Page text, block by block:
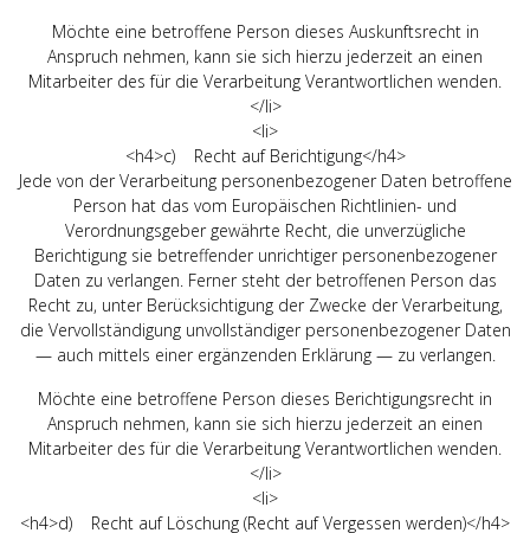
Möchte eine betroffene Person dieses Auskunftsrecht in
Anspruch nehmen, kann sie sich hierzu jederzeit an einen
Mitarbeiter des für die Verarbeitung Verantwortlichen wenden.
</li>
<li>
<h4>c) Recht auf Berichtigung</h4>
Jede von der Verarbeitung personenbezogener Daten betroffene
Person hat das vom Europäischen Richtlinien- und
Verordnungsgeber gewährte Recht, die unverzügliche
Berichtigung sie betreffender unrichtiger personenbezogener
Daten zu verlangen. Ferner steht der betroffenen Person das
Recht zu, unter Berücksichtigung der Zwecke der Verarbeitung,
die Vervollständigung unvollständiger personenbezogener Daten
— auch mittels einer ergänzenden Erklärung — zu verlangen.
Möchte eine betroffene Person dieses Berichtigungsrecht in
Anspruch nehmen, kann sie sich hierzu jederzeit an einen
Mitarbeiter des für die Verarbeitung Verantwortlichen wenden.
</li>
<li>
<h4>d) Recht auf Löschung (Recht auf Vergessen werden)</h4>